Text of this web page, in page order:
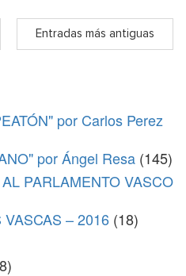
Entradas más antiguas
por Carlos Perez
por Ángel Resa (145)
PARLAMENTO VASCO
– 2016 (18)